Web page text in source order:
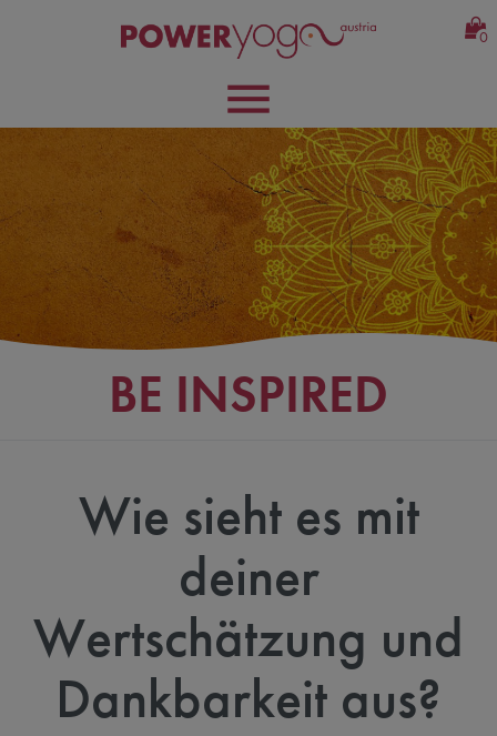
0
BE INSPIRED
Wie sieht es mit
deiner
Wertschätzung und
Dankbarkeit aus?